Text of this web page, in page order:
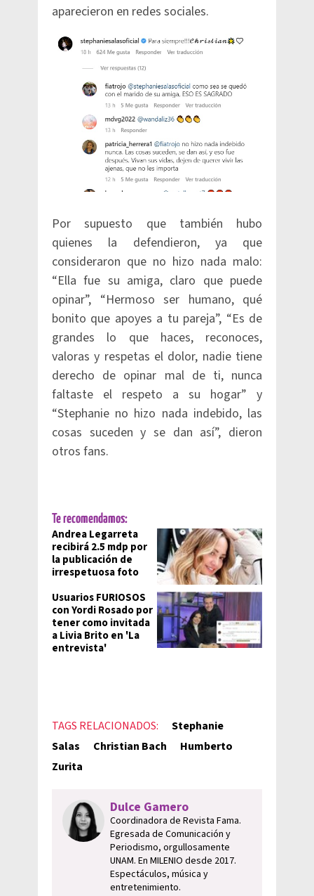
aparecieron en redes sociales.
Por supuesto que también hubo
quienes la defendieron, ya que
consideraron que no hizo nada malo:
“Ella fue su amiga, claro que puede
opinar”, “Hermoso ser humano, qué
bonito que apoyes a tu pareja”, “Es de
grandes lo que haces, reconoces,
valoras y respetas el dolor, nadie tiene
derecho de opinar mal de ti, nunca
faltaste el respeto a su hogar” y
“Stephanie no hizo nada indebido, las
cosas suceden y se dan así”, dieron
otros fans.
Te recomendamos:
Andrea Legarreta
recibirá 2.5 mdp por
la publicación de
irrespetuosa foto
Usuarios FURIOSOS
con Yordi Rosado por
tener como invitada
a Livia Brito en 'La
entrevista'
TAGS RELACIONADOS:
Stephanie
Salas
Christian Bach
Humberto
Zurita
Dulce Gamero
Coordinadora de Revista Fama.
Egresada de Comunicación y
Periodismo, orgullosamente
UNAM. En MILENIO desde 2017.
Espectáculos, música y
entretenimiento.